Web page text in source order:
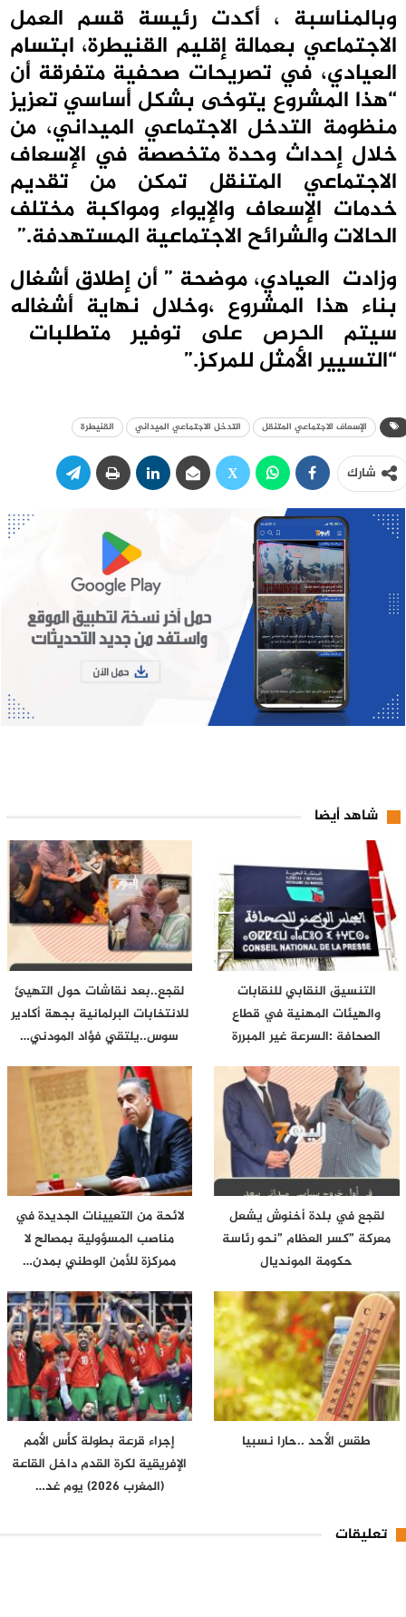
وبالمناسبة ، أكدت رئيسة قسم العمل
الاجتماعي بعمالة إقليم القنيطرة، ابتسام
العيادي، في تصريحات صحفية متفرقة أن
“هذا المشروع يتوخى بشكل أساسي تعزيز
منظومة التدخل الاجتماعي الميداني، من
خلال إحداث وحدة متخصصة في الإسعاف
الاجتماعي المتنقل تمكن من تقديم
خدمات الإسعاف والإيواء ومواكبة مختلف
الحالات والشرائح الاجتماعية المستهدفة.”
وزادت العيادي، موضحة ” أن إطلاق أشغال
بناء هذا المشروع ،وخلال نهاية أشغاله
سيتم الحرص على توفير متطلبات
“التسيير الأمثل للمركز.”
الإسعاف الاجتماعي المتنقل التدخل الاجتماعي الميداني القنيطرة
شارك
شاهد أيضا
التنسيق النقابي للنقابات
والهيئات المهنية في قطاع
الصحافة :السرعة غير المبررة
لقجع..بعد نقاشات حول التهيئ
للانتخابات البرلمانية بجهة أكادير
سوس..يلتقي فؤاد المودني…
لقجع في بلدة أخنوش يشعل
معركة ”كسر العظام ”نحو رئاسة
حكومة المونديال
لائحة من التعيينات الجديدة في
مناصب المسؤولية بمصالح لا
ممركزة للأمن الوطني بمدن…
طقس الأحد ..حارا نسبيا
إجراء قرعة بطولة كأس الأمم
الإفريقية لكرة القدم داخل القاعة
(المغرب 2026) يوم غد…
تعليقات